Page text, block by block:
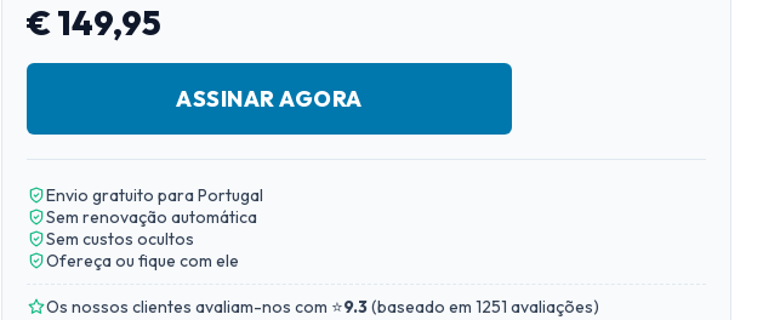
€ 149,95
ASSINAR AGORA
Envio gratuito para Portugal
Sem renovação automática
Sem custos ocultos
Ofereça ou fique com ele
Os nossos clientes avaliam-nos com ⭐9.3(baseado em 1251 avaliações)